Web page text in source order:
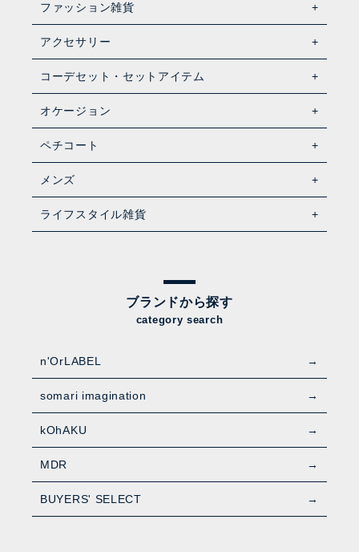
ファッション雑貨
アクセサリー
コーデセット・セットアイテム
オケージョン
ペチコート
メンズ
ライフスタイル雑貨
ブランドから探す
category search
n'OrLABEL
somari imagination
kOhAKU
MDR
BUYERS' SELECT